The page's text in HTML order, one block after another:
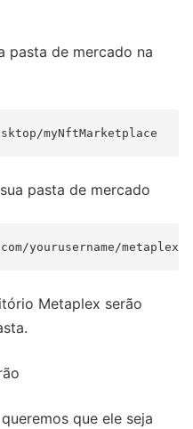
pasta de mercado na
pasta de mercado
Metaplex serão
que ele seja